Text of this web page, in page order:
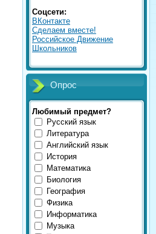
Соцсети:
ВКонтакте
Сделаем вместе!
Российское Движение
Школьников
Опрос
Любимый предмет?
Русский язык
Литература
Английский язык
История
Математика
Биология
География
Физика
Информатика
Музыка